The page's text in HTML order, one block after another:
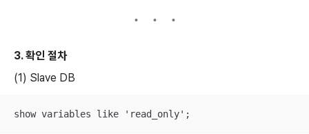
3. 확인 절차
(1) Slave DB
show variables like 'read_only';